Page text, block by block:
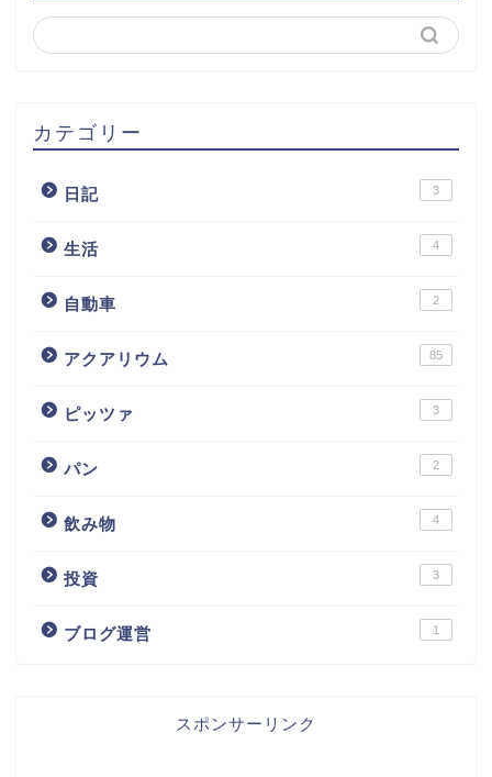
カテゴリー
日記 3
生活 4
自動車 2
アクアリウム 85
ピッツァ 3
パン 2
飲み物 4
投資 3
ブログ運営 1
スポンサーリンク